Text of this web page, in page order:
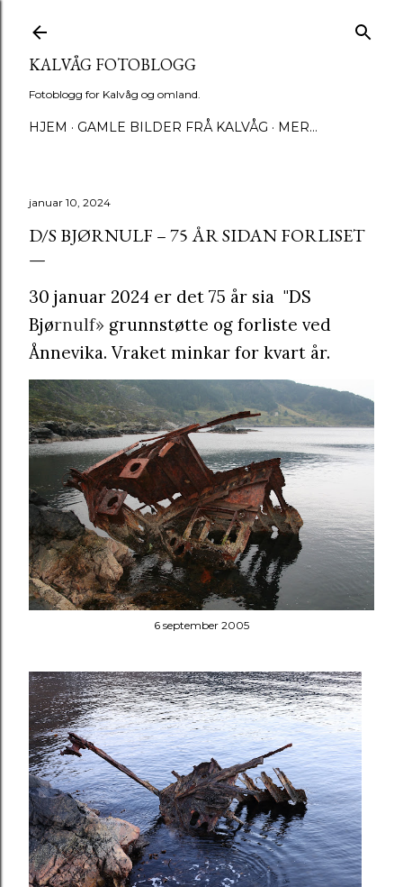
KALVÅG FOTOBLOGG
Fotoblogg for Kalvåg og omland.
HJEM GAMLE BILDER FRÅ KALVÅG MER…
januar 10, 2024
D/S BJØRNULF – 75 ÅR SIDAN FORLISET
30 januar 2024 er det 75 år sia "DS
Bjørnulf» grunnstøtte og forliste ved
Ånnevika. Vraket minkar for kvart år.
6 september 2005